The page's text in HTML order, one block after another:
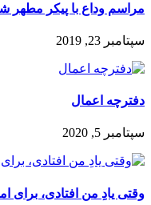
مراسم وداع با پیکر مطهر
سپتامبر 23, 2019
دفترچه اعمال
سپتامبر 5, 2020
وقتی یادِ من افتادی، برای